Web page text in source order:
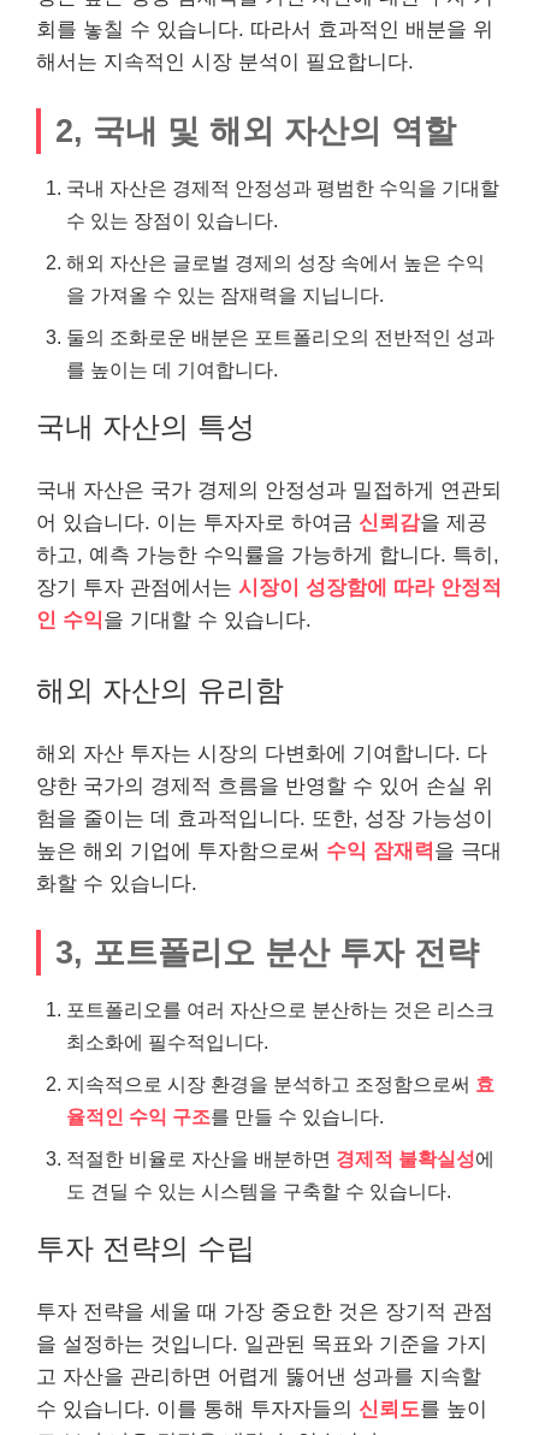
회를 놓칠 수 있습니다. 따라서 효과적인 배분을 위
해서는 지속적인 시장 분석이 필요합니다.
2, 국내 및 해외 자산의 역할
국내 자산은 경제적 안정성과 평범한 수익을 기대할
수 있는 장점이 있습니다.
해외 자산은 글로벌 경제의 성장 속에서 높은 수익
을 가져올 수 있는 잠재력을 지닙니다.
둘의 조화로운 배분은 포트폴리오의 전반적인 성과
를 높이는 데 기여합니다.
국내 자산의 특성
국내 자산은 국가 경제의 안정성과 밀접하게 연관되
어 있습니다. 이는 투자자로 하여금 신뢰감을 제공
하고, 예측 가능한 수익률을 가능하게 합니다. 특히,
장기 투자 관점에서는 시장이 성장함에 따라 안정적
인 수익을 기대할 수 있습니다.
해외 자산의 유리함
해외 자산 투자는 시장의 다변화에 기여합니다. 다
양한 국가의 경제적 흐름을 반영할 수 있어 손실 위
험을 줄이는 데 효과적입니다. 또한, 성장 가능성이
높은 해외 기업에 투자함으로써 수익 잠재력 을 극대
화할 수 있습니다.
3, 포트폴리오 분산 투자 전략
포트폴리오를 여러 자산으로 분산하는 것은 리스크
최소화에 필수적입니다.
지속적으로 시장 환경을 분석하고 조정함으로써 효
율적인 수익 구조를 만들 수 있습니다.
적절한 비율로 자산을 배분하면 경제적 불확실성에
도 견딜 수 있는 시스템을 구축할 수 있습니다.
투자 전략의 수립
투자 전략을 세울 때 가장 중요한 것은 장기적 관점
을 설정하는 것입니다. 일관된 목표와 기준을 가지
고 자산을 관리하면 어렵게 뚫어낸 성과를 지속할
수 있습니다. 이를 통해 투자자들의 신뢰도를 높이